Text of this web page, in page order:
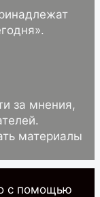
за мнения,
материалы
с помощью